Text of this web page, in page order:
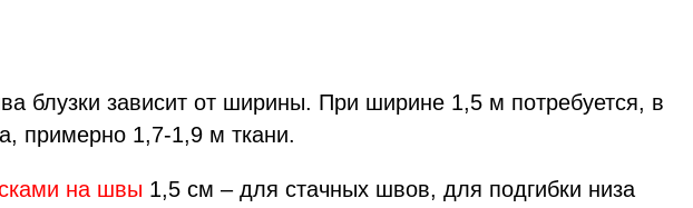
блузки зависит от ширины. При ширине 1,5 м потребуется, в
примерно 1,7-1,9 м ткани.
на швы 1,5 см – для стачных швов, для подгибки низа